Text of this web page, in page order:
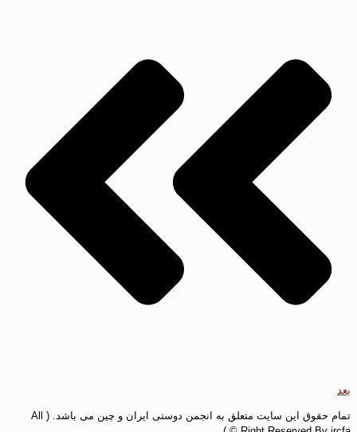
بعد
تمام حقوق این سایت متعلق به انجمن دوستی ایران و چین می باشد. ( All